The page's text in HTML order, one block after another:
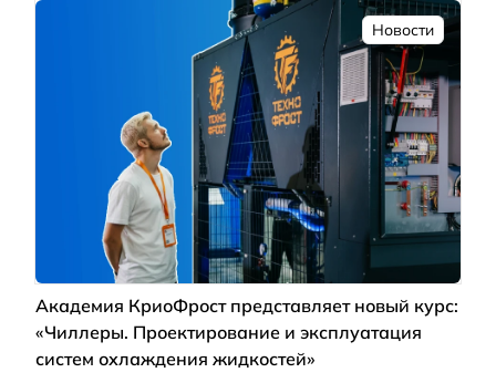
Новости
Академия КриоФрост представляет новый курс:
«Чиллеры. Проектирование и эксплуатация
систем охлаждения жидкостей»